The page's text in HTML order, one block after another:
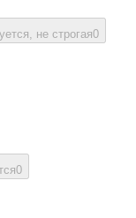
не строгая0
0